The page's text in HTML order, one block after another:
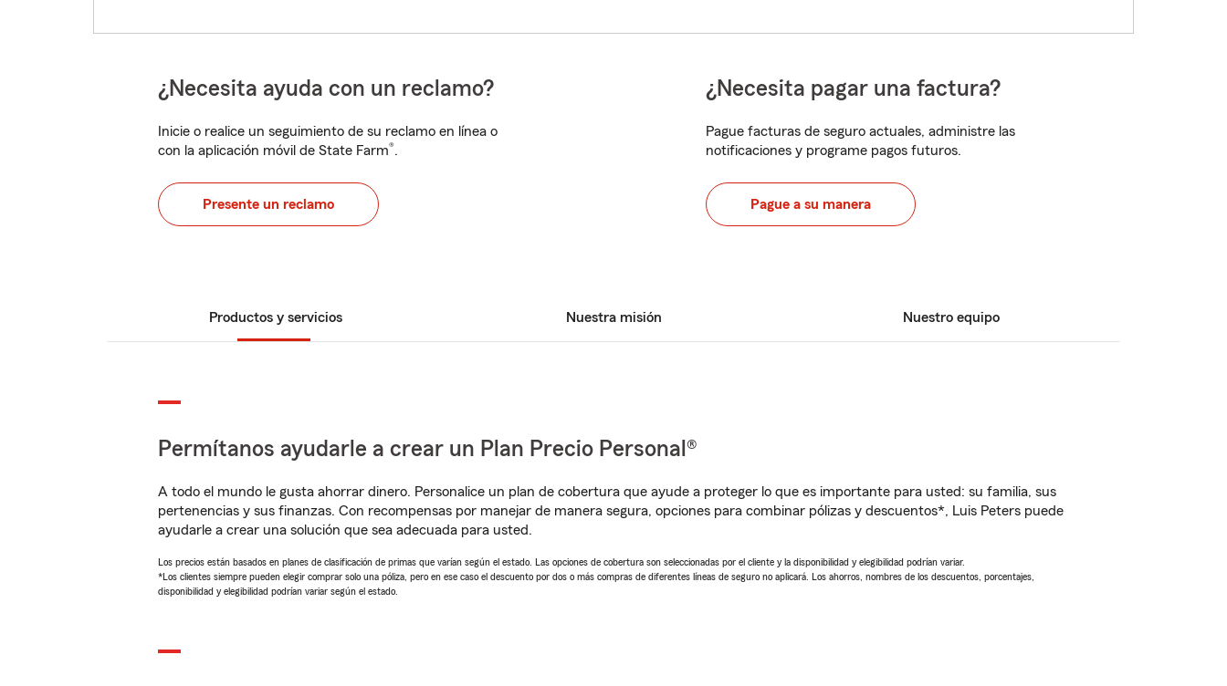
¿Necesita ayuda con un reclamo?
Inicie o realice un seguimiento de su reclamo en línea o
con la aplicación móvil de State Farm®.
Presente un reclamo
¿Necesita pagar una factura?
Pague facturas de seguro actuales, administre las
notificaciones y programe pagos futuros.
Pague a su manera
Productos y servicios Nuestra misión Nuestro equipo
Permítanos ayudarle a crear un Plan Precio Personal®
A todo el mundo le gusta ahorrar dinero. Personalice un plan de cobertura que ayude a proteger lo que es importante para usted: su familia, sus
pertenencias y sus finanzas. Con recompensas por manejar de manera segura, opciones para combinar pólizas y descuentos*, Luis Peters puede
ayudarle a crear una solución que sea adecuada para usted.
Los precios están basados en planes de clasificación de primas que varían según el estado. Las opciones de cobertura son seleccionadas por el cliente y la disponibilidad y elegibilidad podrían variar.
*Los clientes siempre pueden elegir comprar solo una póliza, pero en ese caso el descuento por dos o más compras de diferentes líneas de seguro no aplicará. Los ahorros, nombres de los descuentos, porcentajes,
disponibilidad y elegibilidad podrían variar según el estado.